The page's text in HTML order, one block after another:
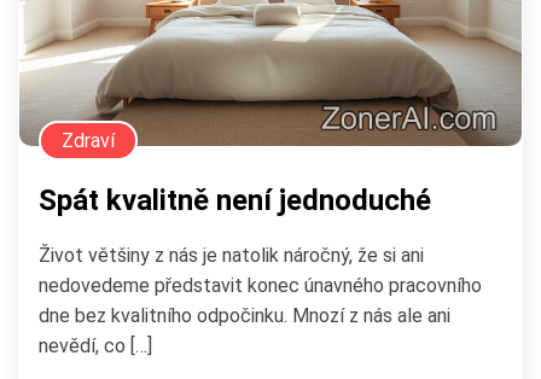
Zdraví
Spát kvalitně není jednoduché
Život většiny z nás je natolik náročný, že si ani
nedovedeme představit konec únavného pracovního
dne bez kvalitního odpočinku. Mnozí z nás ale ani
nevědí, co […]